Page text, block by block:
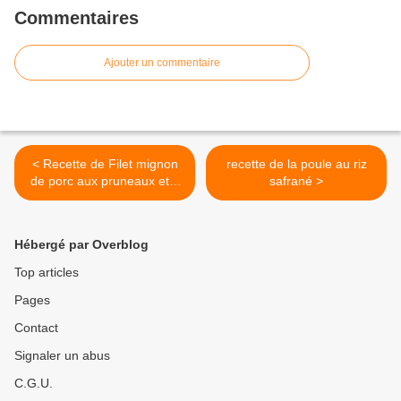
Commentaires
Ajouter un commentaire
< Recette de Filet mignon
de porc aux pruneaux et à
l'armagnac
recette de la poule au riz
safrané >
Hébergé par Overblog
Top articles
Pages
Contact
Signaler un abus
C.G.U.